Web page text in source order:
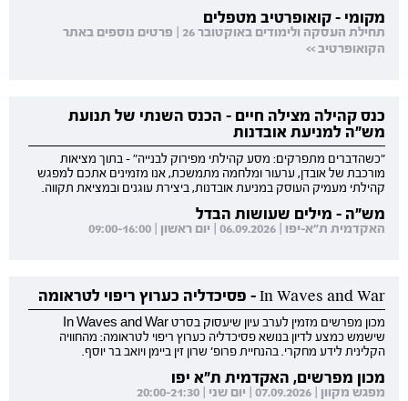
מקומי - קואופרטיב מטפלים
תחילת העסקה ולימודים באוקטובר 26 | פרטים נוספים באתר
הקואופרטיב >>
כנס קהילה מצילה חיים - הכנס השנתי של תנועת
מש"ה למניעת אובדנות
"כשהדברים מתפרקים: מסע קהילתי מפירוק לבנייה" - בתוך מציאות
מורכבת של אובדן, ערעור ומלחמה מתמשכת, אנו מזמינים אתכם למפגש
קהילתי מעמיק העוסק במניעת אובדנות, ביצירת עוגנים ובמציאת תקווה.
מש"ה - מילים שעושות הבדל
האקדמית ת"א-יפו | 06.09.2026 | יום ראשון | 09:00-16:00
In Waves and War - פסיכדליה כערוץ ריפוי לטראומה
מכון מפרשים מזמין לערב עיון שיעסוק בסרט In Waves and War
שישמש כמצע לדיון בנושא פסיכדליה כערוץ ריפוי לטראומה: מהחוויה
הקלינית לידע מחקרי. בהנחיית פרופ' שרון זין ביימן ויואב בר יוסף.
מכון מפרשים, האקדמית ת"א יפו
מפגש מקוון | 07.09.2026 | יום שני | 20:00-21:30